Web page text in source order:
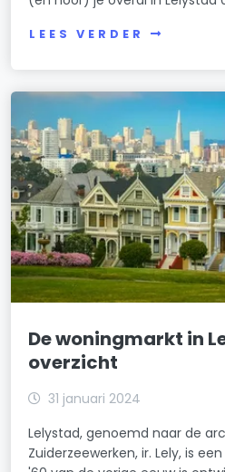
LEES VERDER
De woningmarkt in
overzicht
31 januari 2024
Lelystad, genoemd naar de
Zuiderzeewerken, ir. Lely, is